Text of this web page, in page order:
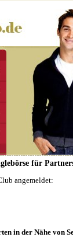
für
angemeldet:
in der Nähe von